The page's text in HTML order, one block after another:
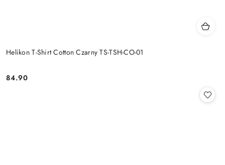
Helikon T-Shirt Cotton Czarny TS-TSH-CO-01
Cena:
84.90